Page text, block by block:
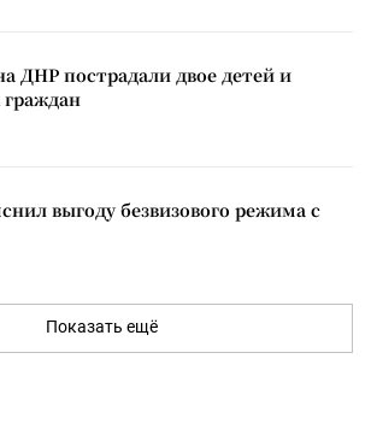
ДНР пострадали двое детей и
граждан
выгоду безвизового режима с
Показать ещё